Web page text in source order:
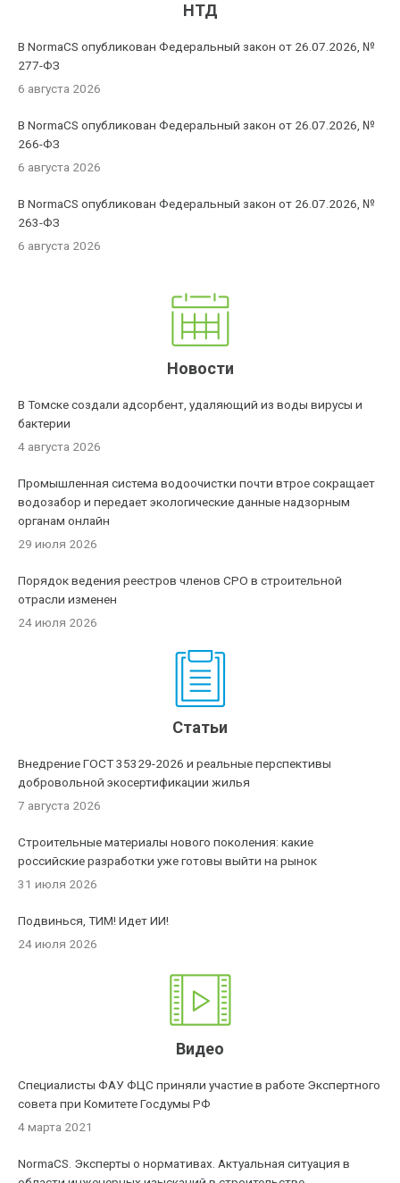
НТД
В NormaCS опубликован Федеральный закон от 26.07.2026, №
277-ФЗ
6 августа 2026
В NormaCS опубликован Федеральный закон от 26.07.2026, №
266-ФЗ
6 августа 2026
В NormaCS опубликован Федеральный закон от 26.07.2026, №
263-ФЗ
6 августа 2026
Новости
В Томске создали адсорбент, удаляющий из воды вирусы и
бактерии
4 августа 2026
Промышленная система водоочистки почти втрое сокращает
водозабор и передает экологические данные надзорным
органам онлайн
29 июля 2026
Порядок ведения реестров членов СРО в строительной
отрасли изменен
24 июля 2026
Статьи
Внедрение ГОСТ 35329-2026 и реальные перспективы
добровольной экосертификации жилья
7 августа 2026
Строительные материалы нового поколения: какие
российские разработки уже готовы выйти на рынок
31 июля 2026
Подвинься, ТИМ! Идет ИИ!
24 июля 2026
Видео
Специалисты ФАУ ФЦС приняли участие в работе Экспертного
совета при Комитете Госдумы РФ
4 марта 2021
NormaCS. Эксперты о нормативах. Актуальная ситуация в